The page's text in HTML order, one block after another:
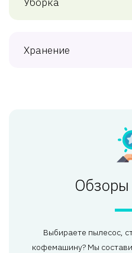
Хранение
Обзоры
Выбираете пылесос,
кофемашину? Мы